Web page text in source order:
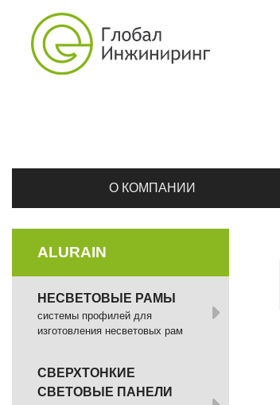
О КОМПАНИИ
ALURAIN
НЕСВЕТОВЫЕ РАМЫ
системы профилей для
изготовления несветовых рам
СВЕРХТОНКИЕ
СВЕТОВЫЕ ПАНЕЛИ